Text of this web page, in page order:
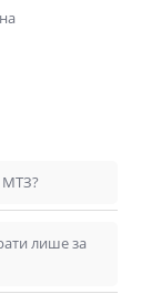
МТЗ?
лише за